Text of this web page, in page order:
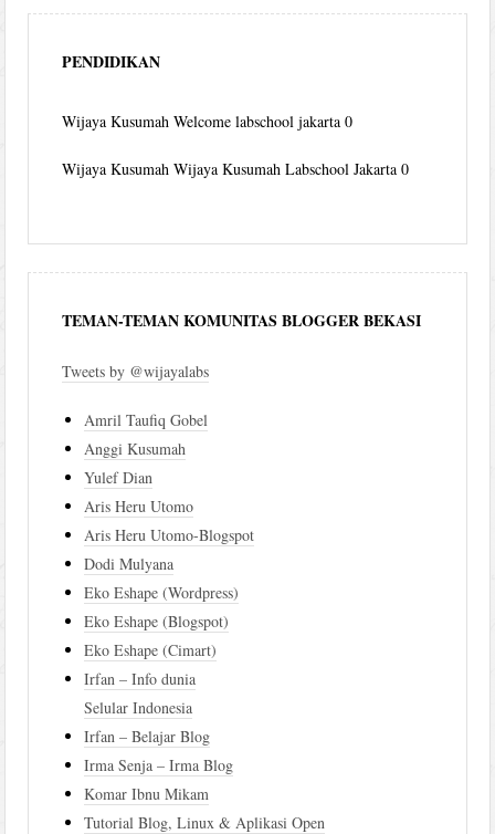
PENDIDIKAN
Wijaya Kusumah Welcome labschool jakarta 0
Wijaya Kusumah Wijaya Kusumah Labschool Jakarta 0
TEMAN-TEMAN KOMUNITAS BLOGGER BEKASI
Tweets by @wijayalabs
Amril Taufiq Gobel
Anggi Kusumah
Yulef Dian
Aris Heru Utomo
Aris Heru Utomo-Blogspot
Dodi Mulyana
Eko Eshape (Wordpress)
Eko Eshape (Blogspot)
Eko Eshape (Cimart)
Irfan – Info dunia
Selular Indonesia
Irfan – Belajar Blog
Irma Senja – Irma Blog
Komar Ibnu Mikam
Tutorial Blog, Linux & Aplikasi Open